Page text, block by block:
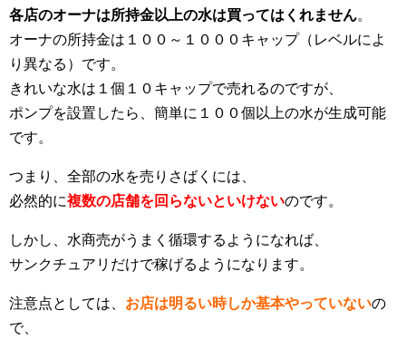
各店のオーナは所持金以上の水は買ってはくれません。
オーナの所持金は１００～１０００キャップ（レベルによ
り異なる）です。
きれいな水は１個１０キャップで売れるのですが、
ポンプを設置したら、簡単に１００個以上の水が生成可能
です。
つまり、全部の水を売りさばくには、
必然的に複数の店舗を回らないといけないのです。
しかし、水商売がうまく循環するようになれば、
サンクチュアリだけで稼げるようになります。
注意点としては、 お店は明るい時しか基本やっていないの
で、